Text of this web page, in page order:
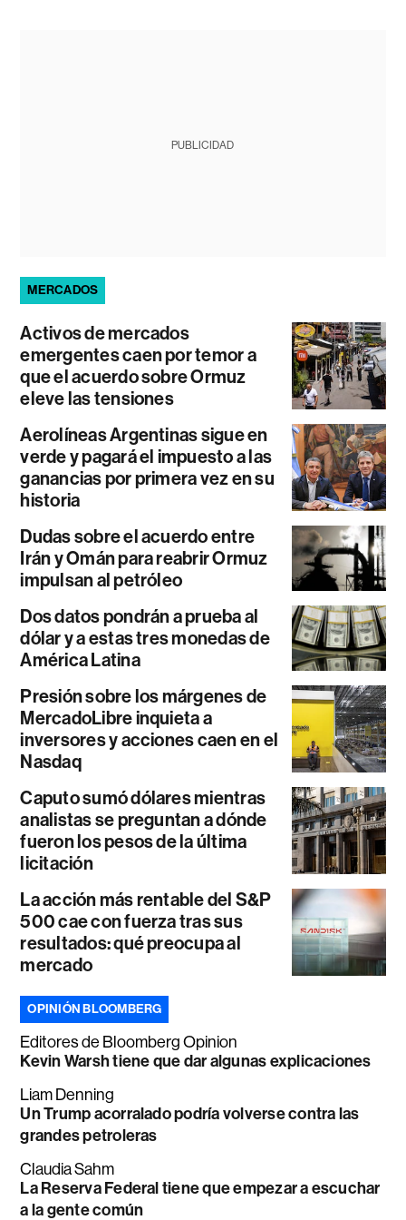
PUBLICIDAD
MERCADOS
Activos de mercados
emergentes caen por temor a
que el acuerdo sobre Ormuz
eleve las tensiones
Aerolíneas Argentinas sigue en
verde y pagará el impuesto a las
ganancias por primera vez en su
historia
Dudas sobre el acuerdo entre
Irán y Omán para reabrir Ormuz
impulsan al petróleo
Dos datos pondrán a prueba al
dólar y a estas tres monedas de
América Latina
Presión sobre los márgenes de
MercadoLibre inquieta a
inversores y acciones caen en el
Nasdaq
Caputo sumó dólares mientras
analistas se preguntan a dónde
fueron los pesos de la última
licitación
La acción más rentable del S&P
500 cae con fuerza tras sus
resultados: qué preocupa al
mercado
OPINIÓN BLOOMBERG
Editores de Bloomberg Opinion
Kevin Warsh tiene que dar algunas explicaciones
Liam Denning
Un Trump acorralado podría volverse contra las
grandes petroleras
Claudia Sahm
La Reserva Federal tiene que empezar a escuchar
a la gente común